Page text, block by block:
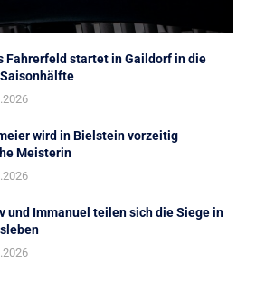
Fahrerfeld startet in Gaildorf in die
wird in Bielstein vorzeitig
Meisterin
und Immanuel teilen sich die Siege in